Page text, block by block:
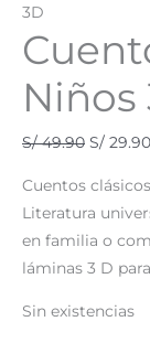
3D
Niños
S/49.90 S/ 29.90
Cuentos
Literatura
en familia o
láminas 3 D
Sin existencias